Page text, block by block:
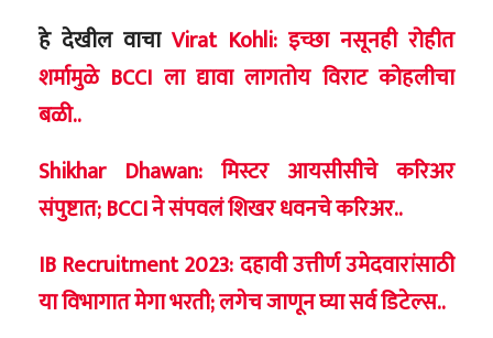
हे देखील वाचा Virat Kohli: इच्छा नसूनही रोहीत
शर्मामुळे BCCI ला द्यावा लागतोय विराट कोहलीचा
बळी..
Shikhar Dhawan: मिस्टर आयसीसीचे करिअर
संपुष्टात; BCCI ने संपवलं शिखर धवनचे करिअर..
IB Recruitment 2023: दहावी उत्तीर्ण उमेदवारांसाठी
या विभागात मेगा भरती; लगेच जाणून घ्या सर्व डिटेल्स..